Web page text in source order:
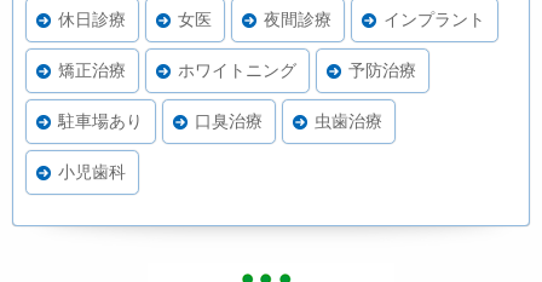
休日診療 女医 夜間診療 インプラント
矯正治療 ホワイトニング 予防治療
駐車場あり 口臭治療 虫歯治療
小児歯科